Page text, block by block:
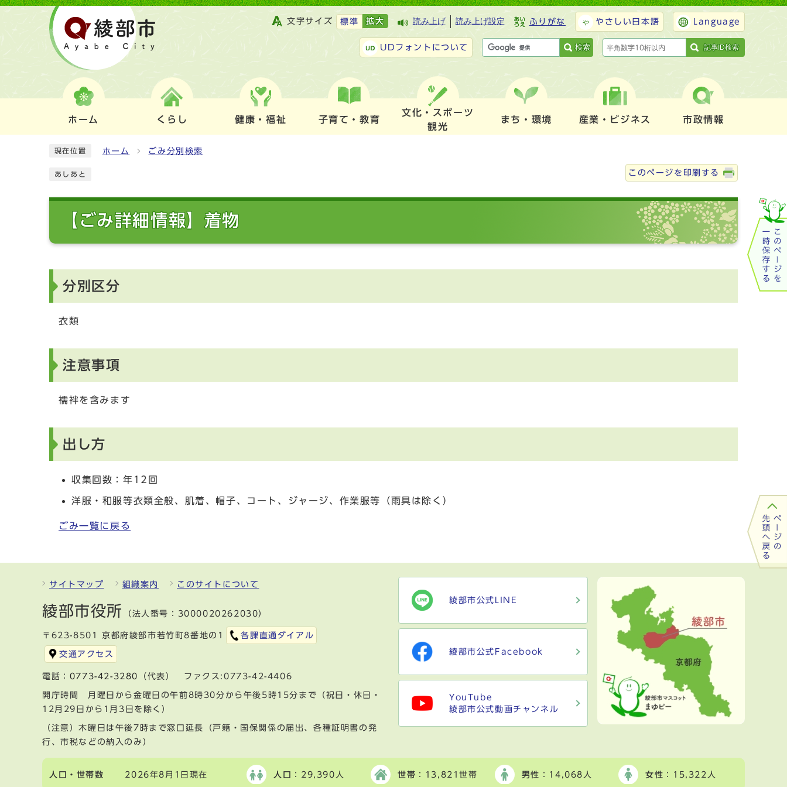
文字サイズ 標準 拡大 読み上げ 読み上げ設定 ふりがな やさしい日本語 Language
UDフォントについて 検索 記事ID検索
ホーム くらし 健康・福祉 子育て・教育
文化・スポーツ
観光
まち・環境 産業・ビジネス 市政情報
現在位置 ホーム ごみ分別検索
あしあと このページを印刷する
【ごみ詳細情報】着物
分別区分
衣類
注意事項
襦袢を含みます
出し方
収集回数：年12回
洋服・和服等衣類全般、肌着、帽子、コート、ジャージ、作業服等（雨具は除く）
ごみ一覧に戻る
サイトマップ 組織案内 このサイトについて
綾部市役所 （法人番号：3000020262030）
〒623-8501 京都府綾部市若竹町8番地の1 各課直通ダイアル
交通アクセス
電話： 0773-42-3280 （代表） ファクス:0773-42-4406
開庁時間 月曜日から金曜日の午前8時30分から午後5時15分まで（祝日・休日・
12月29日から1月3日を除く）
（注意）木曜日は午後7時まで窓口延長（戸籍・国保関係の届出、各種証明書の発
行、市税などの納入のみ）
綾部市公式LINE
綾部市公式Facebook
YouTube
綾部市公式動画チャンネル
人口・世帯数 2026年8月1日現在 人口 ：29,390人 世帯 ：13,821世帯 男性 ：14,068人 女性 ：15,322人